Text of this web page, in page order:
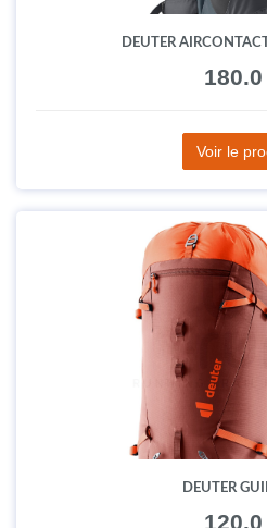
DEUTER
Voir le
DEUTER